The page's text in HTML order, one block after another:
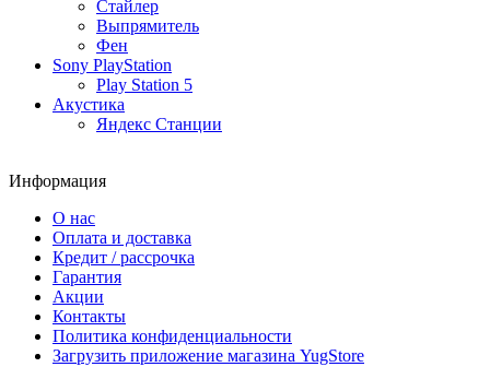
Стайлер
Выпрямитель
Фен
Sony PlayStation
Play Station 5
Акустика
Яндекс Станции
Информация
О нас
Оплата и доставка
Кредит / рассрочка
Гарантия
Акции
Контакты
Политика конфиденциальности
Загрузить приложение магазина YugStore